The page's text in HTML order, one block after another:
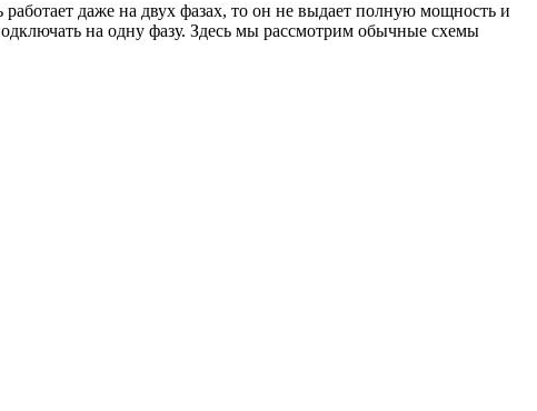
даже на двух фазах, то он не выдает полную мощность и
на одну фазу. Здесь мы рассмотрим обычные схемы